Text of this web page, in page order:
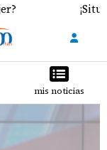
mis noticias